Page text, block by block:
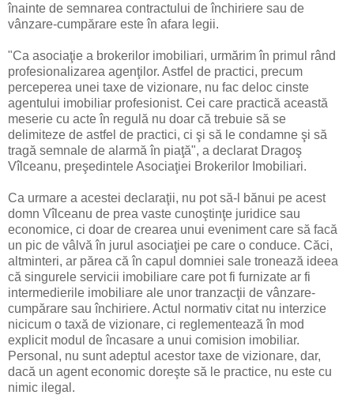
înainte de semnarea contractului de închiriere sau de
vânzare-cumpărare este în afara legii.
"Ca asociaţie a brokerilor imobiliari, urmărim în primul rând
profesionalizarea agenţilor. Astfel de practici, precum
perceperea unei taxe de vizionare, nu fac deloc cinste
agentului imobiliar profesionist. Cei care practică această
meserie cu acte în regulă nu doar că trebuie să se
delimiteze de astfel de practici, ci şi să le condamne şi să
tragă semnale de alarmă în piaţă", a declarat Dragoş
Vîlceanu, preşedintele Asociaţiei Brokerilor Imobiliari.
Ca urmare a acestei declaraţii, nu pot să-l bănui pe acest
domn Vîlceanu de prea vaste cunoştinţe juridice sau
economice, ci doar de crearea unui eveniment care să facă
un pic de vâlvă în jurul asociaţiei pe care o conduce. Căci,
altminteri, ar părea că în capul domniei sale tronează ideea
că singurele servicii imobiliare care pot fi furnizate ar fi
intermedierile imobiliare ale unor tranzacţii de vânzare-
cumpărare sau închiriere. Actul normativ citat nu interzice
nicicum o taxă de vizionare, ci reglementează în mod
explicit modul de încasare a unui comision imobiliar.
Personal, nu sunt adeptul acestor taxe de vizionare, dar,
dacă un agent economic doreşte să le practice, nu este cu
nimic ilegal.